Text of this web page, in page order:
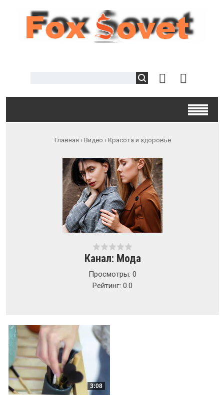
Главная › Видео › Красота и здоровье
Канал: Мода
Просмотры: 0
Рейтинг: 0.0
3:08